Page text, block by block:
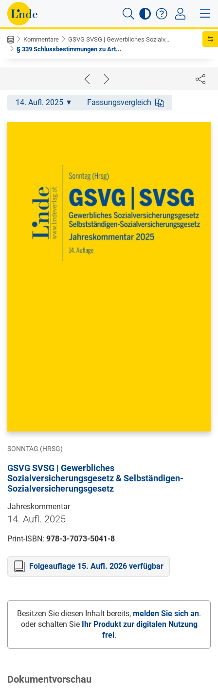
Kommentare
GSVG SVSG | Gewerbliches Sozialv...
§ 339 Schlussbestimmungen zu Art...
14. Aufl. 2025 Fassungsvergleich
SONNTAG (HRSG)
GSVG SVSG | Gewerbliches
Sozialversicherungsgesetz & Selbständigen-
Sozialversicherungsgesetz
Jahreskommentar
14. Aufl. 2025
Print-ISBN: 978-3-7073-5041-8
Folgeauflage 15. Aufl. 2026 verfügbar
Besitzen Sie diesen Inhalt bereits, melden Sie sich an.
oder schalten Sie
Ihr Produkt zur digitalen Nutzung
frei.
Dokumentvorschau